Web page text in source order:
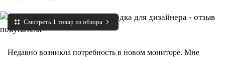
Смотреть 1 товар из обзора
Недавно возникла потребность в новом мониторе. Мне